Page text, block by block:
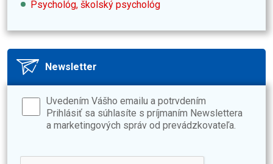
Psychológ, školský psychológ
Newsletter
Uvedením Vášho emailu a potrvdením
Prihlásiť sa súhlasíte s príjmaním Newslettera
a marketingových správ od prevádzkovateľa.